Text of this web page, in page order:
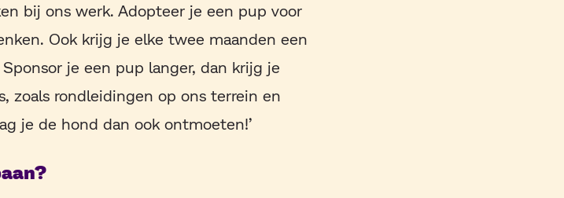
bij ons werk. Adopteer je een pup voor
Ook krijg je elke twee maanden een
je een pup langer, dan krijg je
zoals rondleidingen op ons terrein en
je de hond dan ook ontmoeten!’